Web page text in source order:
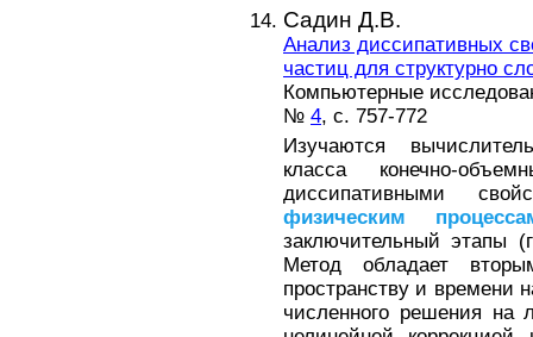
Садин Д.В.
Анализ диссипативных
частиц для структурно
Компьютерные
№ 4, с. 757-772
Изучаются
класса конечно-
диссипативными
физическим
заключительный этапы
Метод обладает
пространству и времени
численного решения на